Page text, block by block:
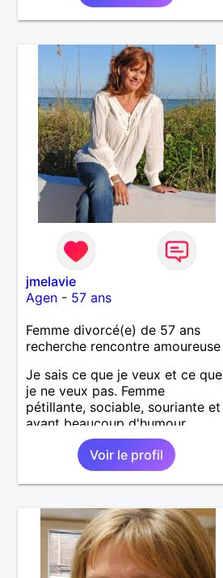
jmelavie
Agen - 57 ans
Femme divorcé(e) de 57 ans
recherche rencontre amoureuse
Je sais ce que je veux et ce que
je ne veux pas. Femme
pétillante, sociable, souriante et
ayant beaucoup d'humour
cherche à faire de nouvelles
connaissances amicales voire
plus si affinités.
Voir le profil